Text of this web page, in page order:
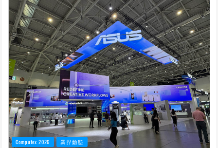
Computex 2026 業界動態